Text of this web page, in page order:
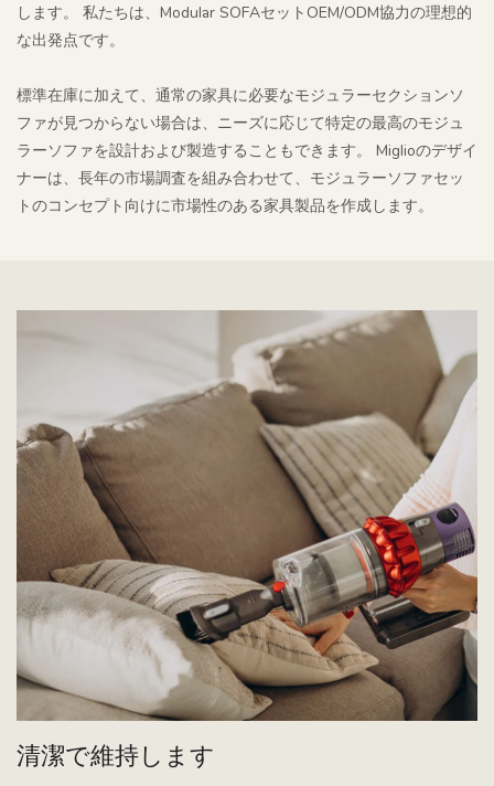
します。 私たちは、Modular SOFAセットOEM/ODM協力の理想的
な出発点です。
標準在庫に加えて、通常の家具に必要なモジュラーセクションソ
ファが見つからない場合は、ニーズに応じて特定の最高のモジュ
ラーソファを設計および製造することもできます。 Miglioのデザイ
ナーは、長年の市場調査を組み合わせて、モジュラーソファセッ
トのコンセプト向けに市場性のある家具製品を作成します。
清潔で維持します